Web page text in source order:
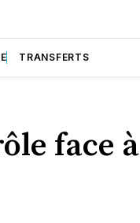
TRANSFERTS
face à